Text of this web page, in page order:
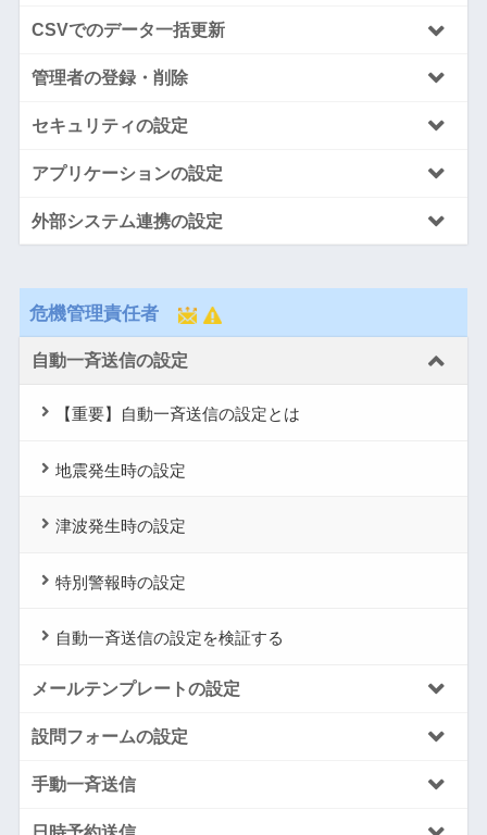
CSVでのデータ一括更新
管理者の登録・削除
セキュリティの設定
アプリケーションの設定
外部システム連携の設定
危機管理責任者
自動一斉送信の設定
【重要】自動一斉送信の設定とは
地震発生時の設定
津波発生時の設定
特別警報時の設定
自動一斉送信の設定を検証する
メールテンプレートの設定
設問フォームの設定
手動一斉送信